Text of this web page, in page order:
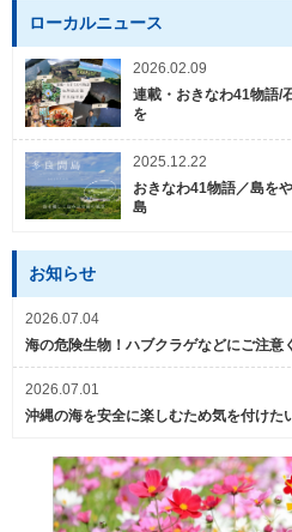
ローカルニュース
2026.02.09
連載・おきなわ41物語/
を
2025.12.22
おきなわ41物語／島を
島
お知らせ
2026.07.04
海の危険生物！ハブクラゲなどにご注意
2026.07.01
沖縄の海を安全に楽しむため気を付けた